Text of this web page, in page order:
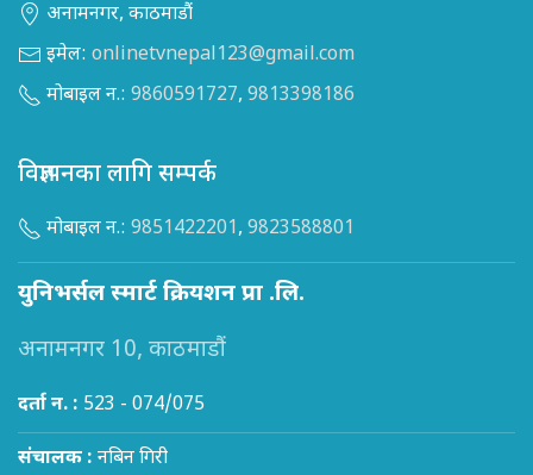
अनामनगर, काठमाडौं
इमेल: onlinetvnepal123@gmail.com
मोबाइल न.: 9860591727, 9813398186
विज्ञापनका लागि सम्पर्क
मोबाइल न.: 9851422201, 9823588801
युनिभर्सल स्मार्ट क्रियशन प्रा .लि.
अनामनगर 10, काठमाडौं
दर्ता न. : 523 - 074/075
संचालक : नबिन गिरी